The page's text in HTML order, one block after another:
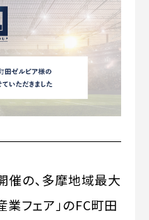
催の、多摩地域最大
業フェア」のFC町田